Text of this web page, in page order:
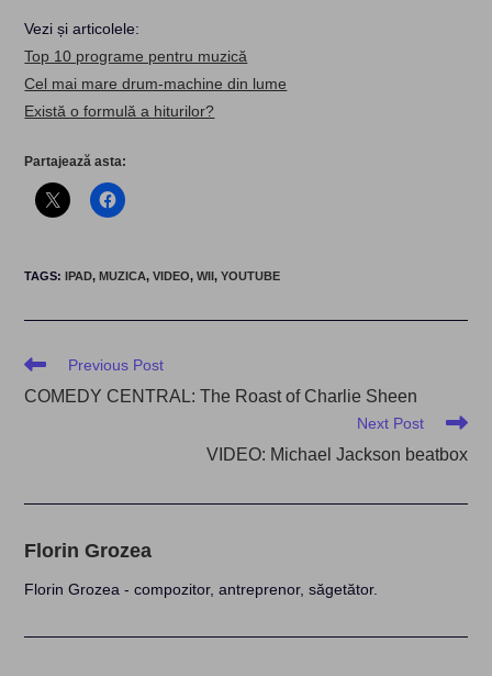
Vezi și articolele:
Top 10 programe pentru muzică
Cel mai mare drum-machine din lume
Există o formulă a hiturilor?
Partajează asta:
TAGS:IPAD, MUZICA, VIDEO, WII, YOUTUBE
Read
articles
Previous Post
COMEDY CENTRAL: The Roast of Charlie Sheen
Next Post
VIDEO: Michael Jackson beatbox
Florin Grozea
Florin Grozea - compozitor, antreprenor, săgetător.